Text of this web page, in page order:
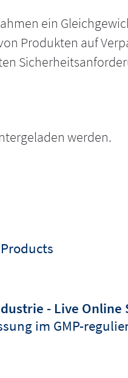
ein
Produkten auf
werden.
- Live Online
im GMP-